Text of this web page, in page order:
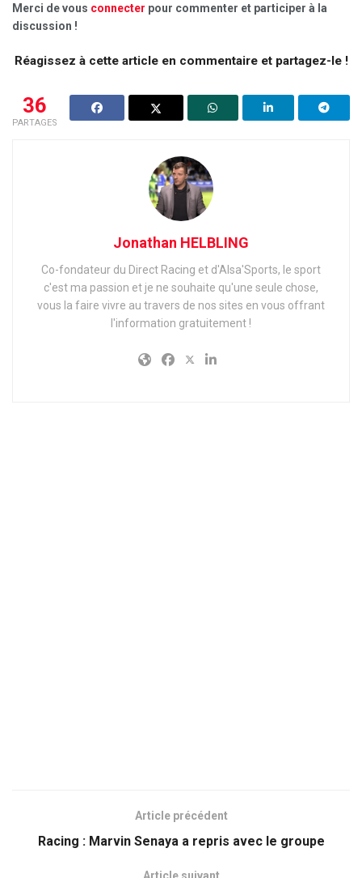
Merci de vous connecter pour commenter et participer à la
discussion !
Réagissez à cette article en commentaire et partagez-le !
36
PARTAGES
Jonathan HELBLING
Co-fondateur du Direct Racing et d'Alsa'Sports, le sport
c'est ma passion et je ne souhaite qu'une seule chose,
vous la faire vivre au travers de nos sites en vous offrant
l'information gratuitement !
Article précédent
Racing : Marvin Senaya a repris avec le groupe
Article suivant